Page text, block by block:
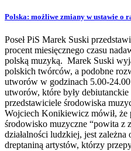
Polska: możliwe zmiany w ustawie o
Poseł PiS Marek Suski
procent miesięcznego czasu
polską muzyką. Marek Suski
polskich twórców, a podobne
utworów w godzinach 5.00-
utworów, które były
przedstawiciele środowiska
Wojciech Konikiewicz mówił, że
środowisko muzyczne “powita z
działalności ludzkiej, jest
dreptaniną artystów, którzy